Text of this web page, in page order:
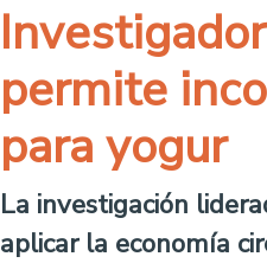
permite
para yogur
La investigación
aplicar la economía